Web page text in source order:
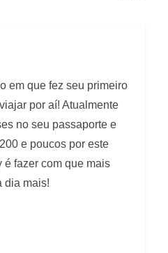
em que fez seu primeiro
por aí! Atualmente
no seu passaporte e
e poucos por este
é fazer com que mais
dia mais!